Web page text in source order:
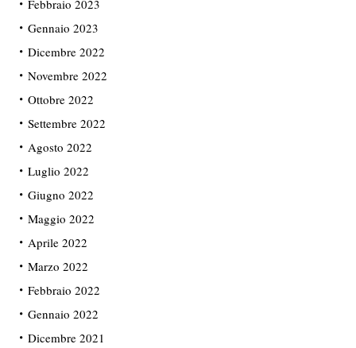
Febbraio 2023
Gennaio 2023
Dicembre 2022
Novembre 2022
Ottobre 2022
Settembre 2022
Agosto 2022
Luglio 2022
Giugno 2022
Maggio 2022
Aprile 2022
Marzo 2022
Febbraio 2022
Gennaio 2022
Dicembre 2021